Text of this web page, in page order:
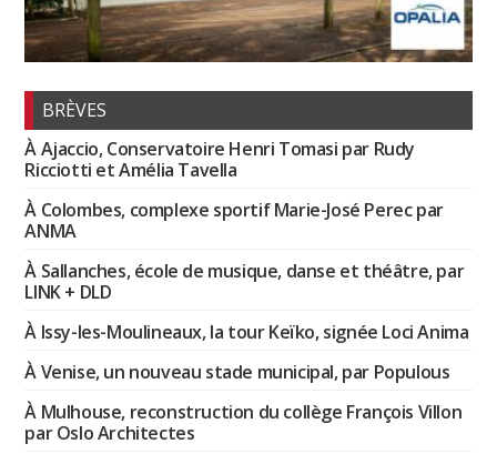
BRÈVES
À Ajaccio, Conservatoire Henri Tomasi par Rudy
Ricciotti et Amélia Tavella
À Colombes, complexe sportif Marie-José Perec par
ANMA
À Sallanches, école de musique, danse et théâtre, par
LINK + DLD
À Issy-les-Moulineaux, la tour Keïko, signée Loci Anima
À Venise, un nouveau stade municipal, par Populous
À Mulhouse, reconstruction du collège François Villon
par Oslo Architectes